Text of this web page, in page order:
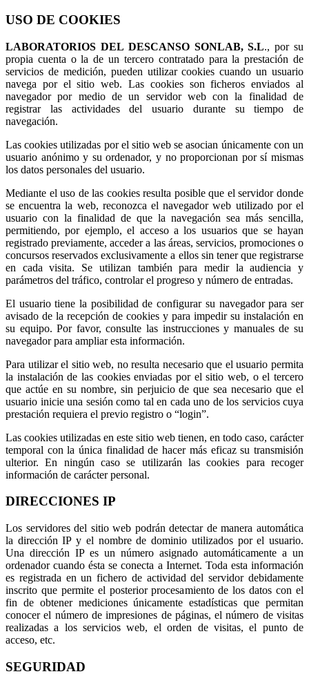
USO DE COOKIES
LABORATORIOS DEL DESCANSO SONLAB, S.L., por su
propia cuenta o la de un tercero contratado para la prestación de
servicios de medición, pueden utilizar cookies cuando un usuario
navega por el sitio web. Las cookies son ficheros enviados al
navegador por medio de un servidor web con la finalidad de
registrar las actividades del usuario durante su tiempo de
navegación.
Las cookies utilizadas por el sitio web se asocian únicamente con un
usuario anónimo y su ordenador, y no proporcionan por sí mismas
los datos personales del usuario.
Mediante el uso de las cookies resulta posible que el servidor donde
se encuentra la web, reconozca el navegador web utilizado por el
usuario con la finalidad de que la navegación sea más sencilla,
permitiendo, por ejemplo, el acceso a los usuarios que se hayan
registrado previamente, acceder a las áreas, servicios, promociones o
concursos reservados exclusivamente a ellos sin tener que registrarse
en cada visita. Se utilizan también para medir la audiencia y
parámetros del tráfico, controlar el progreso y número de entradas.
El usuario tiene la posibilidad de configurar su navegador para ser
avisado de la recepción de cookies y para impedir su instalación en
su equipo. Por favor, consulte las instrucciones y manuales de su
navegador para ampliar esta información.
Para utilizar el sitio web, no resulta necesario que el usuario permita
la instalación de las cookies enviadas por el sitio web, o el tercero
que actúe en su nombre, sin perjuicio de que sea necesario que el
usuario inicie una sesión como tal en cada uno de los servicios cuya
prestación requiera el previo registro o “login”.
Las cookies utilizadas en este sitio web tienen, en todo caso, carácter
temporal con la única finalidad de hacer más eficaz su transmisión
ulterior. En ningún caso se utilizarán las cookies para recoger
información de carácter personal.
DIRECCIONES IP
Los servidores del sitio web podrán detectar de manera automática
la dirección IP y el nombre de dominio utilizados por el usuario.
Una dirección IP es un número asignado automáticamente a un
ordenador cuando ésta se conecta a Internet. Toda esta información
es registrada en un fichero de actividad del servidor debidamente
inscrito que permite el posterior procesamiento de los datos con el
fin de obtener mediciones únicamente estadísticas que permitan
conocer el número de impresiones de páginas, el número de visitas
realizadas a los servicios web, el orden de visitas, el punto de
acceso, etc.
SEGURIDAD